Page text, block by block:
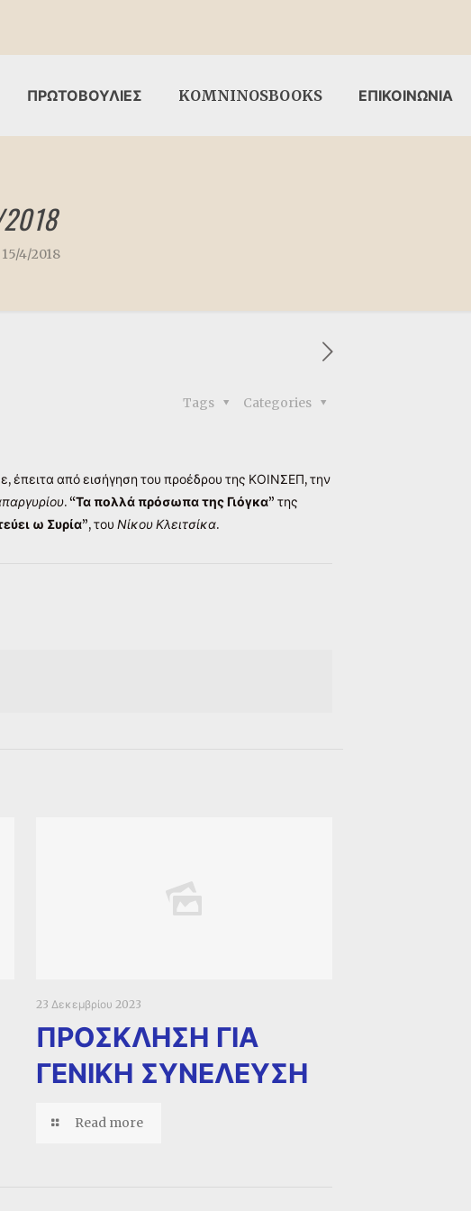
ΠΡΩΤΟΒΟΥΛΙΕΣ KOMNINOSBOOKS ΕΠΙΚΟΙΝΩΝΙΑ
4/2018
Categories
Tags
έπειτα από εισήγηση του προέδρου της ΚΟΙΝΣΕΠ, την
.“Τα πολλά πρόσωπα της Γιόγκα” της
ω Συρία”, του Νίκου Κλειτσίκα.
23 Δεκεμβρίου 2023
ΠΡΟΣΚΛΗΣΗ ΓΙΑ
ΓΕΝΙΚΗ ΣΥΝΕΛΕΥΣΗ
Read more